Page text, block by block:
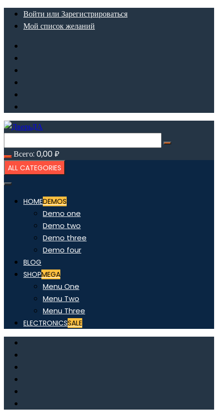
ПерейтиВойти или Зарегистрироваться
Мой список желаний
Всего: 0,00₽
ALL CATEGORIES
HOMEDEMOS
Demo one
Demo two
Demo three
Demo four
BLOG
SHOPMEGA
Menu One
Menu Two
Menu Three
ELECTRONICSSALE